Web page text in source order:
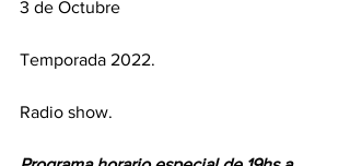
3 de Octubre
Temporada 2022.
Radio show.